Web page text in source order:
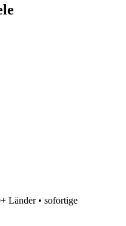
Länder • sofortige